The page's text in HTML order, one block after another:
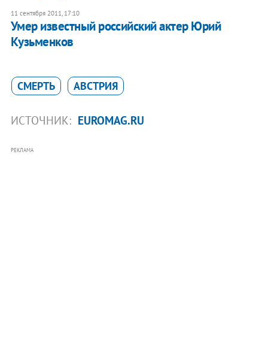
11 сентября 2011, 17:10
Умер известный российский актер Юрий
Кузьменков
СМЕРТЬ АВСТРИЯ
ИСТОЧНИК: EUROMAG.RU
РЕКЛАМА